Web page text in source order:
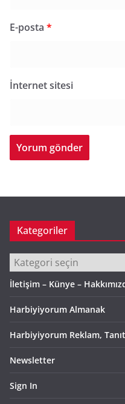
E-posta *
İnternet sitesi
Kategoriler
Kategoriler
İletişim – Künye –
Harbiyiyorum Almanak
Harbiyiyorum Reklam,
Newsletter
Sign In